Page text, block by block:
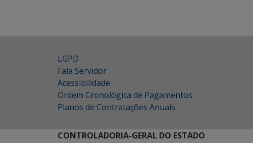
LGPD
Fala Servidor
Acessibilidade
Ordem Cronológica de Pagamentos
Planos de Contratações Anuais
CONTROLADORIA-GERAL DO ESTADO